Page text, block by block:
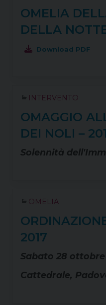
OMELIA
DELLA
Download PDF
INTERVENTO
OMAGGIO
DEI NOLI –
Solennità
OMELIA
2017
Sabato 28 ottobre
Cattedrale,